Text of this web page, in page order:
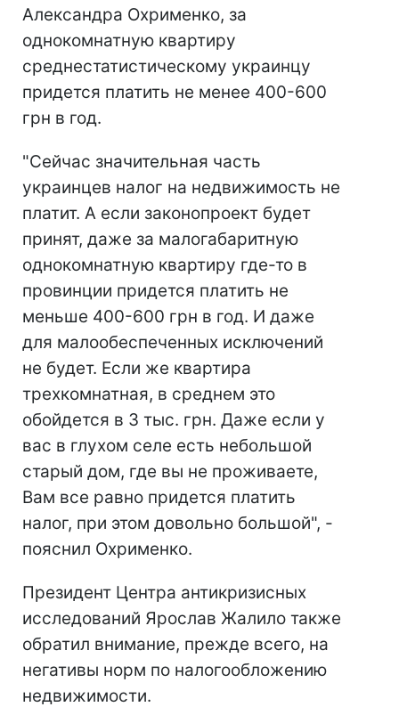
Александра Охрименко, за
однокомнатную квартиру
среднестатистическому украинцу
придется платить не менее 400-600
грн в год.
"Сейчас значительная часть
украинцев налог на недвижимость не
платит. А если законопроект будет
принят, даже за малогабаритную
однокомнатную квартиру где-то в
провинции придется платить не
меньше 400-600 грн в год. И даже
для малообеспеченных исключений
не будет. Если же квартира
трехкомнатная, в среднем это
обойдется в 3 тыс. грн. Даже если у
вас в глухом селе есть небольшой
старый дом, где вы не проживаете,
Вам все равно придется платить
налог, при этом довольно большой", -
пояснил Охрименко.
Президент Центра антикризисных
исследований Ярослав Жалило также
обратил внимание, прежде всего, на
негативы норм по налогообложению
недвижимости.